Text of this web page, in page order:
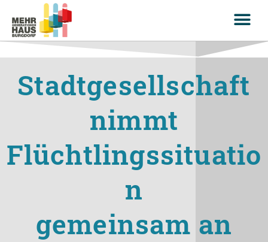
Stadtgesellschaft
nimmt
Flüchtlingssituatio
n
gemeinsam an